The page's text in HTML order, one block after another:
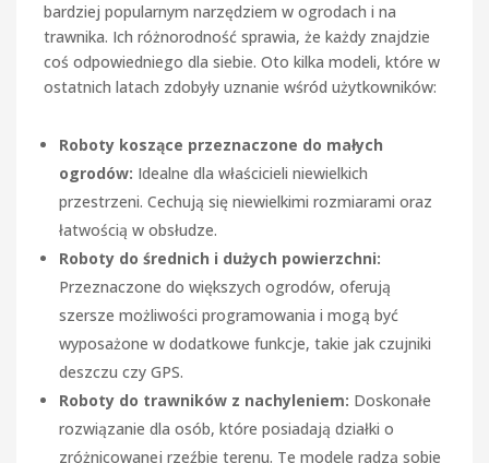
bardziej popularnym narzędziem w ogrodach i na
trawnika. Ich różnorodność sprawia, że każdy znajdzie
coś odpowiedniego dla siebie. Oto kilka modeli, które w
ostatnich latach zdobyły uznanie wśród użytkowników:
Roboty koszące przeznaczone do małych
ogrodów: Idealne dla właścicieli niewielkich
przestrzeni. Cechują się niewielkimi rozmiarami oraz
łatwością w obsłudze.
Roboty do średnich i dużych powierzchni:
Przeznaczone do większych ogrodów, oferują
szersze możliwości programowania i mogą być
wyposażone w dodatkowe funkcje, takie jak czujniki
deszczu czy GPS.
Roboty do trawników z nachyleniem: Doskonałe
rozwiązanie dla osób, które posiadają działki o
zróżnicowanej rzeźbie terenu. Te modele radzą sobie